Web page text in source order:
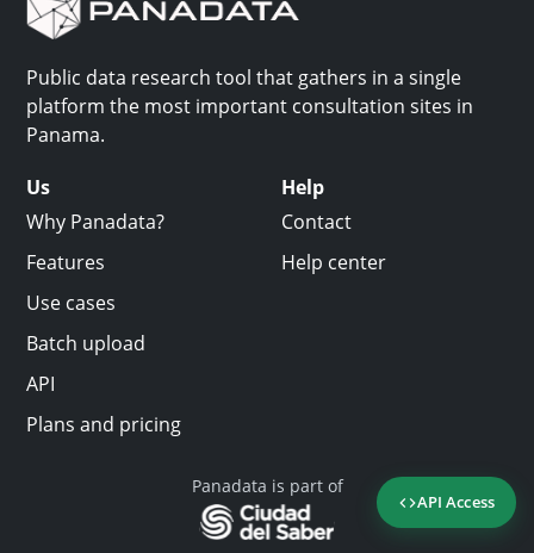
API Access
Public data research tool that gathers in a single
platform the most important consultation sites in
Panama.
Us
Why Panadata?
Features
Use cases
Batch upload
API
Plans and pricing
Help
Contact
Help center
Panadata is part of